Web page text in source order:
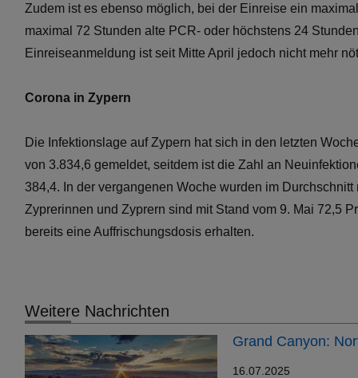
Zudem ist es ebenso möglich, bei der Einreise ein
maximal 72 Stunden alte PCR- oder höchstens 24
Einreiseanmeldung ist seit Mitte April jedoch nicht mehr
Corona in Zypern
Die Infektionslage auf Zypern hat sich in den letzten
von 3.834,6 gemeldet, seitdem ist die Zahl an
384,4. In der vergangenen Woche wurden im
Zyprerinnen und Zyprern sind mit Stand vom 9. Mai 72,5
bereits eine Auffrischungsdosis erhalten.
Weitere Nachrichten
Grand Canyon:
16.07.2025